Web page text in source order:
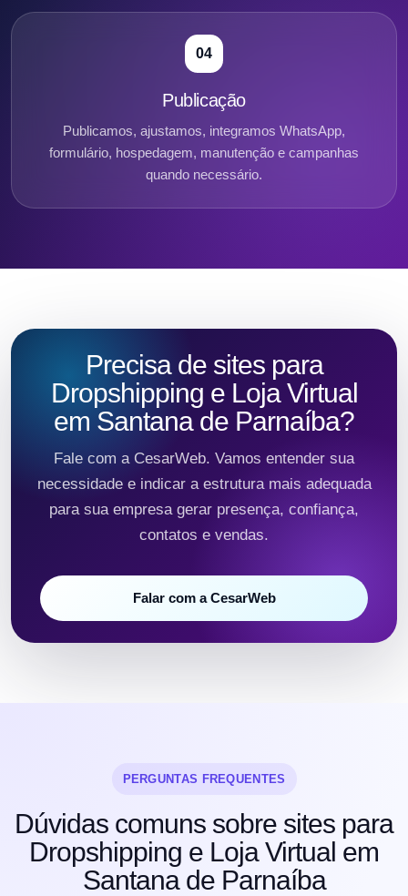
04
Publicação
Publicamos, ajustamos, integramos WhatsApp,
formulário, hospedagem, manutenção e campanhas
quando necessário.
Precisa de sites para
Dropshipping e Loja Virtual
em Santana de Parnaíba?
Fale com a CesarWeb. Vamos entender sua
necessidade e indicar a estrutura mais adequada
para sua empresa gerar presença, confiança,
contatos e vendas.
Falar com a CesarWeb
PERGUNTAS FREQUENTES
Dúvidas comuns sobre sites para
Dropshipping e Loja Virtual em
Santana de Parnaíba